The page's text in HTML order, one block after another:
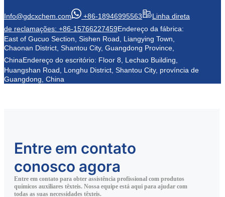
Info@gdcxchem.com +86-18946995563
Linha direta
de reclamações: +86-15766227459Endereço da fábrica:
East of Gucuo Section, Sishen Road, Liangying Town,
Chaonan District, Shantou City, Guangdong Province,
ChinaEndereço do escritório: Floor 8, Lechao Building,
Huangshan Road, Longhu District, Shantou City, província de
Guangdong, China
Entre em contato
conosco agora
Entre em contato para obter assistência profissional com produtos
químicos auxiliares têxteis. Nossa equipe está aqui para ajudar com
todas as suas necessidades têxteis.